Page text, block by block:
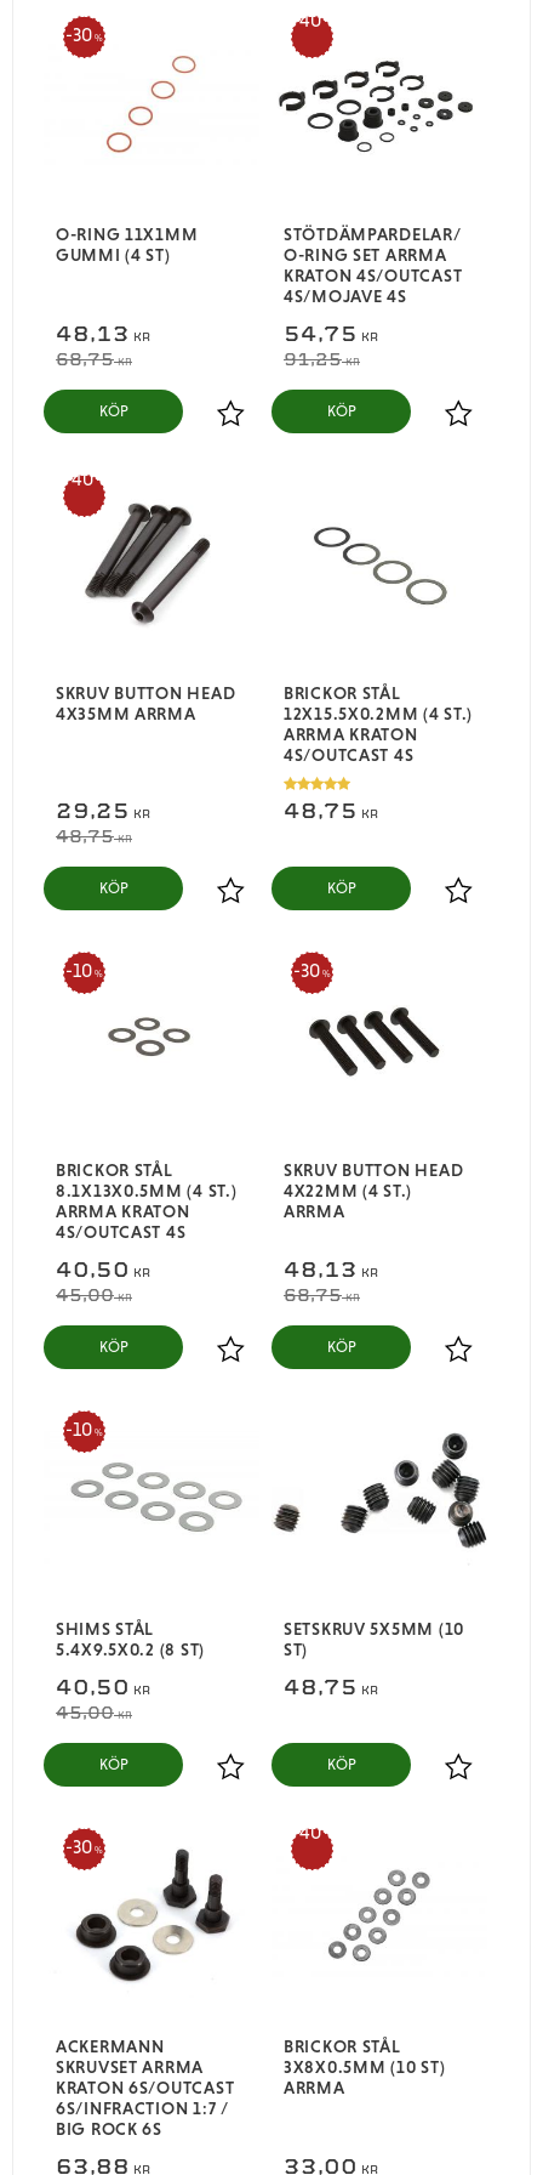
O-RING 11X1MM
GUMMI (4 ST)
48,13 KR
68,75KR
30 %
Lägg till i favoriter
KÖP
STÖTDÄMPARDELAR/
O-RING SET ARRMA
KRATON 4S/OUTCAST
4S/MOJAVE 4S
54,75 KR
91,25KR
40
%
Lägg till i
KÖP
SKRUV BUTTON HEAD
4X35MM ARRMA
29,25 KR
48,75KR
40
%
Lägg till i favoriter
KÖP
BRICKOR STÅL
12X15.5X0.2MM (4 ST.)
ARRMA KRATON
4S/OUTCAST 4S
48,75 KR
Lägg till i
KÖP
BRICKOR STÅL
8.1X13X0.5MM (4 ST.)
ARRMA KRATON
4S/OUTCAST 4S
40,50 KR
45,00KR
10 %
Lägg till i favoriter
KÖP
SKRUV BUTTON HEAD
4X22MM (4 ST.)
ARRMA
48,13 KR
68,75KR
30 %
Lägg till i
KÖP
SHIMS STÅL
5.4X9.5X0.2 (8 ST)
40,50 KR
45,00KR
10 %
Lägg till i favoriter
KÖP
SETSKRUV 5X5MM (10
ST)
48,75 KR
Lägg till i
KÖP
ACKERMANN
SKRUVSET ARRMA
KRATON 6S/OUTCAST
6S/INFRACTION 1:7 /
BIG ROCK 6S
63,88 KR
30 %
BRICKOR STÅL
3X8X0.5MM (10 ST)
ARRMA
33,00 KR
40
%